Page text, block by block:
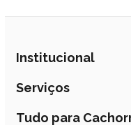
Institucional
Quem Somos
Serviços
Banho e Tosa
Tudo para